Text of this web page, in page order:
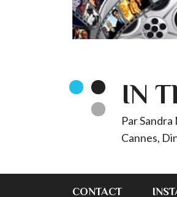
IN
Par
Cannes,
CONTACT